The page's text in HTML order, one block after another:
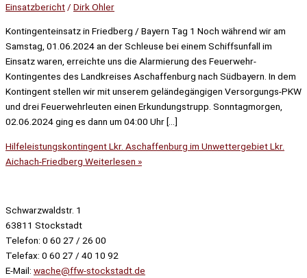
Einsatzbericht/ Dirk Ohler
Kontingenteinsatz in Friedberg / Bayern Tag 1 Noch während wir am
Samstag, 01.06.2024 an der Schleuse bei einem Schiffsunfall im
Einsatz waren, erreichte uns die Alarmierung des Feuerwehr-
Kontingentes des Landkreises Aschaffenburg nach Südbayern. In dem
Kontingent stellen wir mit unserem geländegängigen Versorgungs-PKW
und drei Feuerwehrleuten einen Erkundungstrupp. Sonntagmorgen,
02.06.2024 ging es dann um 04:00 Uhr […]
Hilfeleistungskontingent Lkr. Aschaffenburg im Unwettergebiet Lkr.
Aichach-Friedberg Weiterlesen »
Schwarzwaldstr. 1
63811 Stockstadt
Telefon: 0 60 27 / 26 00
Telefax: 0 60 27 / 40 10 92
E-Mail: wache@ffw-stockstadt.de